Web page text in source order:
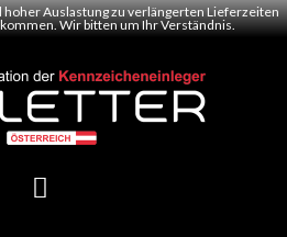
Auslastung zu verlängerten Lieferzeiten
Wir bitten um Ihr Verständnis.